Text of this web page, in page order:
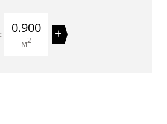
0.900
м2 +